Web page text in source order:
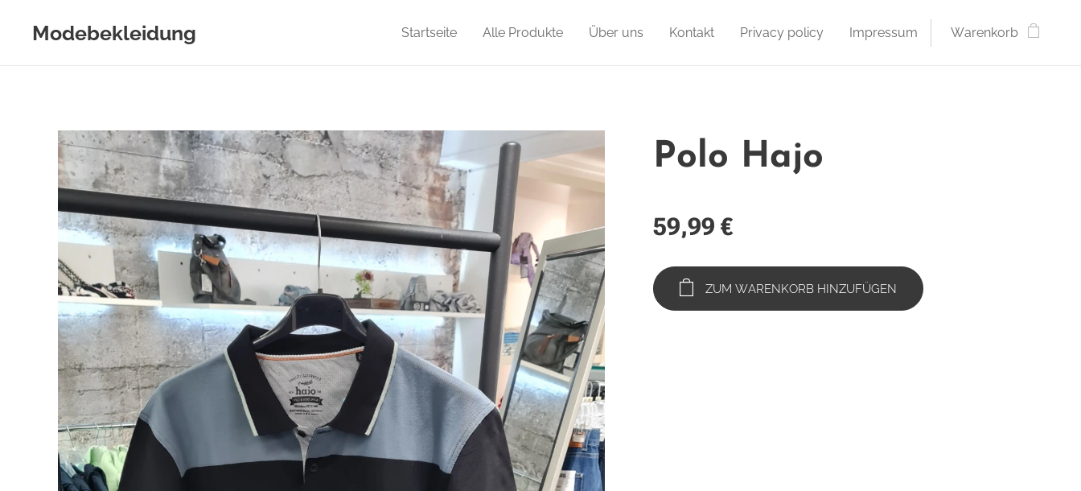
Modebekleidung Startseite Alle Produkte Über uns Kontakt Privacy policy Impressum Warenkorb
Polo Hajo
59,99 €
ZUM WARENKORB HINZUFÜGEN